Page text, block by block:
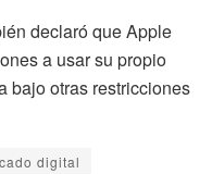
declaró que Apple
a usar su propio
bajo otras restricciones
digital